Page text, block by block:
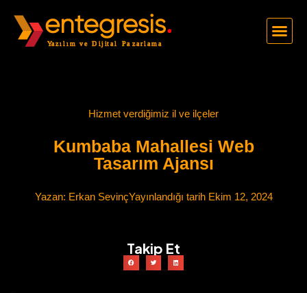
Hizmet verdiğimiz il ve ilçeler
Kumbaba Mahallesi Web
Tasarım Ajansı
Yazan: Erkan SevinçYayınlandığı tarihEkim 12, 2024
Takip Et